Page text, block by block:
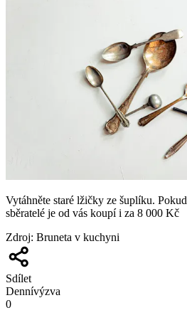
Vytáhněte staré lžičky ze šuplíku.
sběratelé je od vás koupí i za 8 000 Kč
Zdroj: Bruneta v kuchyni
Sdílet
Dennívýzva
0